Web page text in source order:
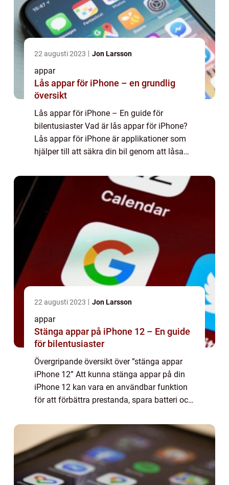
22 augusti 2023 Jon Larsson
appar
Lås appar för iPhone – en grundlig
översikt
Lås appar för iPhone – En guide för
bilentusiaster Vad är lås appar för iPhone?
Lås appar för iPhone är applikationer som
hjälper till att säkra din bil genom att låsa
appar fungerar som ett tillägg til...
22 augusti 2023 Jon Larsson
appar
Stänga appar på iPhone 12 – En guide
för bilentusiaster
Övergripande översikt över ”stänga appar
iPhone 12” Att kunna stänga appar på din
iPhone 12 kan vara en användbar funktion
för att förbättra prestanda, spara batteri och
denna artikel kommer v...